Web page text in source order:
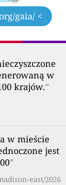
gaia/ <
w
krajów.”
w mieście
jest
”
east/2026